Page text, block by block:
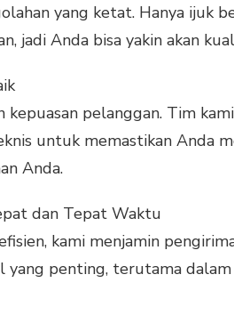
yang ketat. Hanya ijuk
jadi Anda bisa yakin akan
kepuasan pelanggan. Tim
untuk memastikan Anda
Anda.
dan Tepat Waktu
kami menjamin
yang penting, terutama